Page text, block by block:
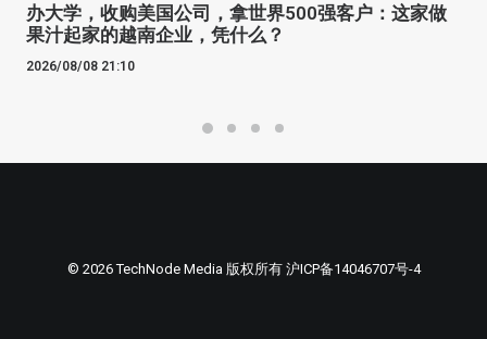
办大学，收购美国公司，拿世界500强客户：这家做
果汁起家的越南企业，凭什么？
2026/08/08 21:10
© 2026 TechNode Media 版权所有 沪ICP备14046707号-4